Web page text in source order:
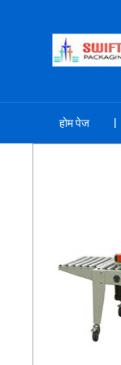
होम पेज